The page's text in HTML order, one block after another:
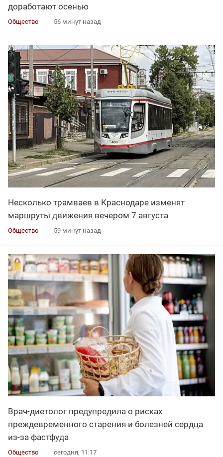
доработают осенью
Общество 56 минут назад
Несколько трамваев в Краснодаре изменят
маршруты движения вечером 7 августа
Общество 59 минут назад
Врач-диетолог предупредила о рисках
преждевременного старения и болезней сердца
из-за фастфуда
Общество сегодня, 11:17